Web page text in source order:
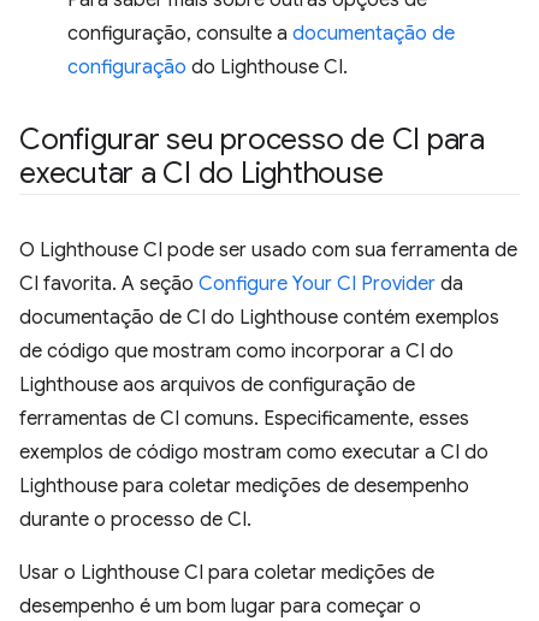
configuração, consulte a documentação de
configuração do Lighthouse CI.
Configurar seu processo de CI para
executar a CI do Lighthouse
O Lighthouse CI pode ser usado com sua ferramenta de
CI favorita. A seção Configure Your CI Provider da
documentação de CI do Lighthouse contém exemplos
de código que mostram como incorporar a CI do
Lighthouse aos arquivos de configuração de
ferramentas de CI comuns. Especificamente, esses
exemplos de código mostram como executar a CI do
Lighthouse para coletar medições de desempenho
durante o processo de CI.
Usar o Lighthouse CI para coletar medições de
desempenho é um bom lugar para começar o